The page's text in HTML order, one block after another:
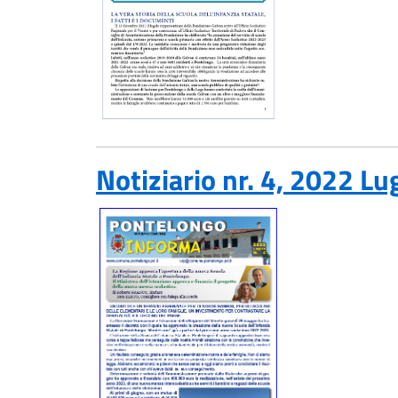
Notiziario nr. 4, 2022